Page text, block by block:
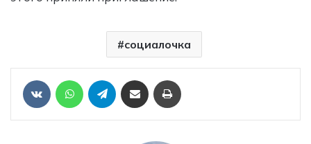
социалочка
VKontakte WhatsApp Telegram